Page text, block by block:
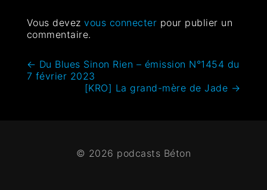
Vous devezvous connecter pour publier un
commentaire.
← Du Blues Sinon Rien – émission N°1454 du
7 février 2023
[KRO] La grand-mère de Jade →
© 2026 podcasts Béton